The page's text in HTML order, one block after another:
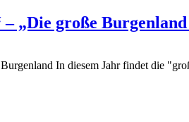
– „Die große
In diesem Jahr findet die